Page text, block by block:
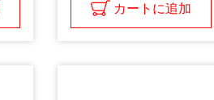
カートに追加